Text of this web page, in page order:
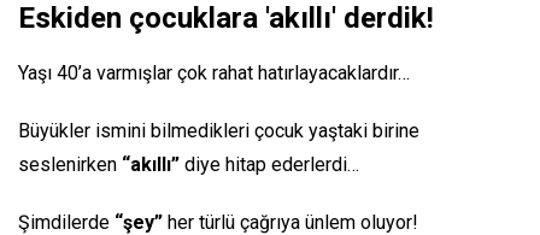
Eskiden çocuklara 'akıllı' derdik!
Yaşı 40’a varmışlar çok rahat hatırlayacaklardır…
Büyükler ismini bilmedikleri çocuk yaştaki birine
seslenirken “akıllı” diye hitap ederlerdi…
Şimdilerde “şey” her türlü çağrıya ünlem oluyor!